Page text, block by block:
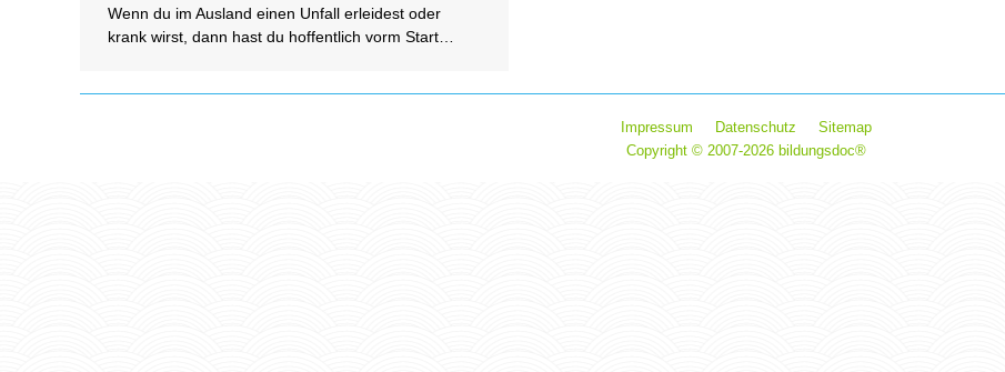
Wenn du im Ausland einen Unfall erleidest oder
krank wirst, dann hast du hoffentlich vorm Start…
Impressum Datenschutz
Sitemap
Copyright © 2007-2026 bildungsdoc®